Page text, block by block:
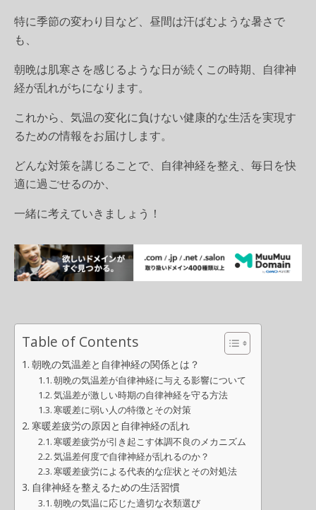
特に季節の変わり目など、昼間は汗ばむような暑さで
も、
朝晩は肌寒さを感じるような日が続くこの時期、自律神
経が乱れがちになります。
これから、気温の変化に負けない健康的な生活を実現す
るための情報をお届けします。
どんな対策を講じることで、自律神経を整え、毎日を快
適に過ごせるのか、
一緒に考えていきましょう！
Table of Contents
朝晩の気温差と自律神経の関係とは？
朝晩の気温差が自律神経に与える影響について
気温差が激しい時期の自律神経を守る方法
寒暖差に弱い人の特徴とその対策
寒暖差疲労の原因と自律神経の乱れ
寒暖差疲労が引き起こす体調不良のメカニズム
気温差何度で自律神経が乱れるのか？
寒暖差疲労による代表的な症状とその対処法
自律神経を整えるための生活習慣
朝晩の気温に応じた適切な衣類選び